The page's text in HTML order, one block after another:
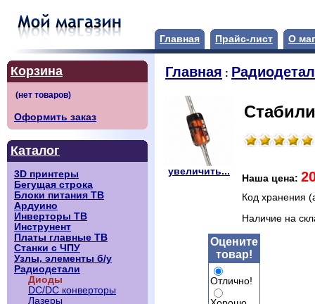
Главная Прайс-лист О
Корзина
Оформить заказ
Каталог
3D принтеры
Бегущая строка
Блоки питания ТВ
Ардуино
Инверторы ТВ
Инструнент
Платы главные ТВ
Станки с ЧПУ
Узлы, элементы б/у
Радиодетали
Диоды
DC/DC конверторы
Лазеры
Главная :
увеличить...
Наша цена:
Код хранения
Наличие на
Оцените
товар!
Отлично!